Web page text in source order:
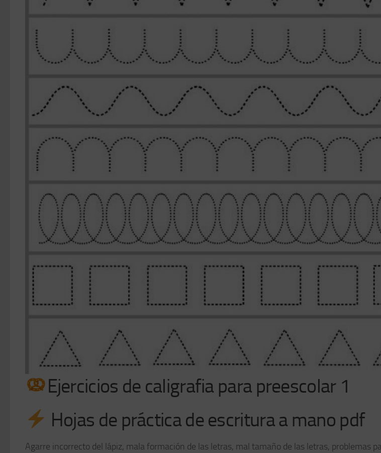
Ejercicios de caligrafia para preescolar 1
Hojas de práctica de escritura a mano pdf
Agarre incorrecto del lápiz, mala formación de las letras, mal tamaño de las letras, problemas